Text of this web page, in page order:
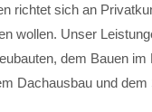
richtet sich an
wollen. Unser
dem Bauen
Dachausbau und